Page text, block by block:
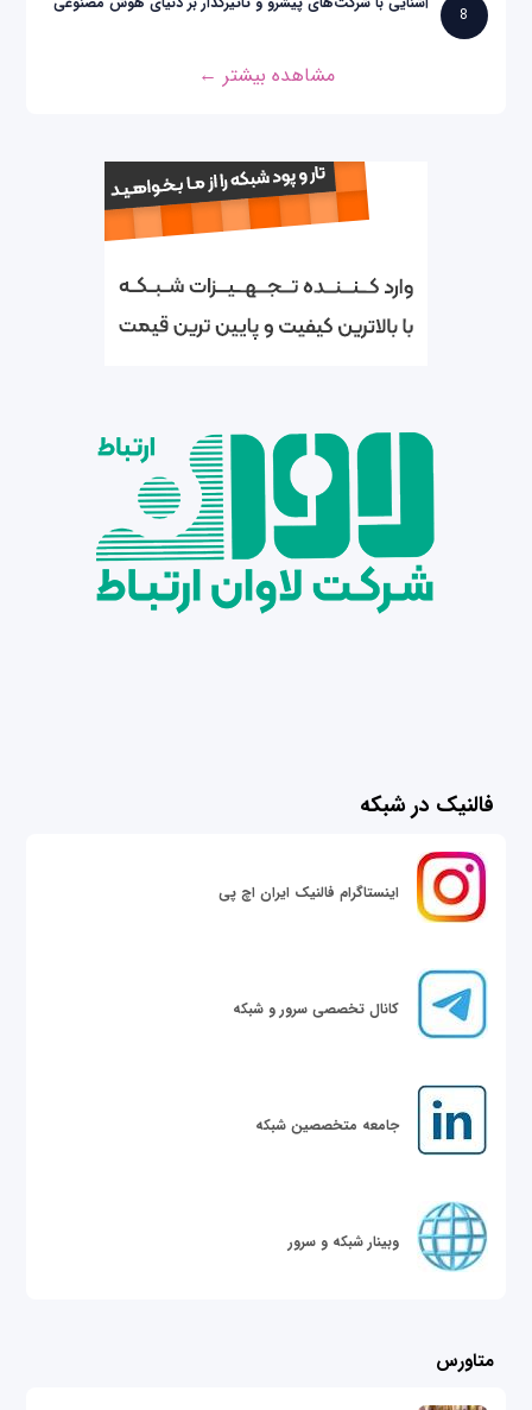
8
مشاهده بیشتر ←
فالنیک در شبکه
اینستاگرام فالنیک ایران اچ پی
کانال تخصصی سرور و شبکه
جامعه متخصصین شبکه
وبینار شبکه و سرور
متاورس